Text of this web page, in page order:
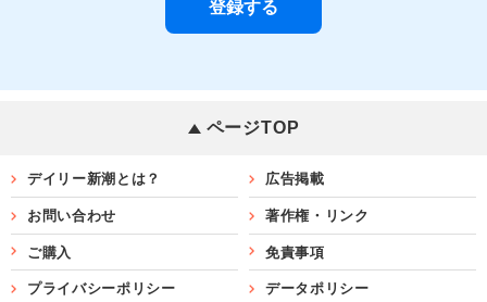
ページTOP
デイリー新潮とは？ 広告掲載
お問い合わせ 著作権・リンク
ご購入 免責事項
プライバシーポリシー データポリシー